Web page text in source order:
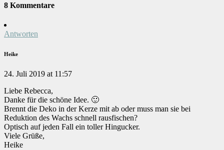
8 Kommentare
Antworten
Heike
24. Juli 2019 at 11:57
Liebe Rebecca,
Danke für die schöne Idee. 🙂
Brennt die Deko in der Kerze mit ab oder muss man sie bei
Reduktion des Wachs schnell rausfischen?
Optisch auf jeden Fall ein toller Hingucker.
Viele Grüße,
Heike